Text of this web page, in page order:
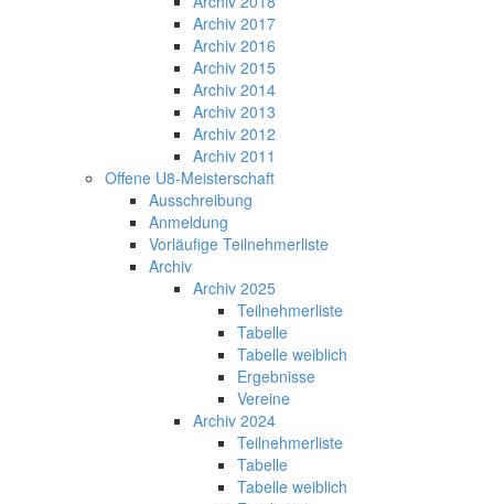
Archiv 2017
Archiv 2016
Archiv 2015
Archiv 2014
Archiv 2013
Archiv 2012
Archiv 2011
Offene U8-Meisterschaft
Ausschreibung
Anmeldung
Vorläufige Teilnehmerliste
Archiv
Archiv 2025
Teilnehmerliste
Tabelle
Tabelle weiblich
Ergebnisse
Vereine
Archiv 2024
Teilnehmerliste
Tabelle
Tabelle weiblich